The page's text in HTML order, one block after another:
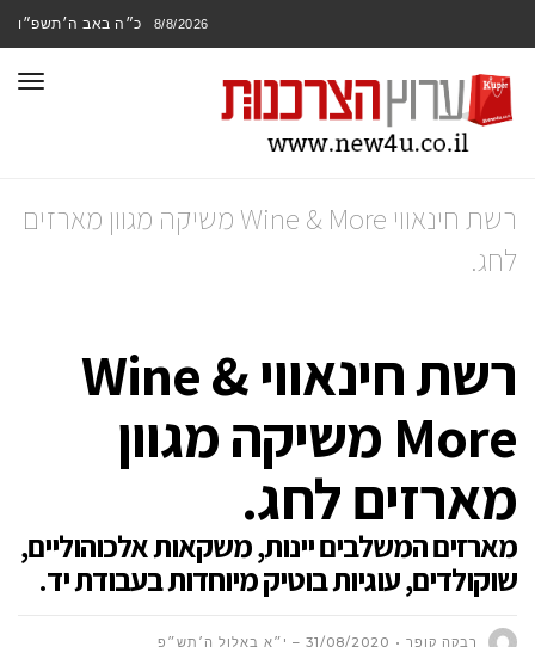
8/8/2026 כ״ה באב ה׳תשפ״ו
רשת חינאווי Wine & More משיקה מגוון מארזים
לחג.
רשת חינאווי Wine &
More משיקה מגוון
מארזים לחג.
מארזים המשלבים יינות, משקאות אלכוהוליים,
שוקולדים, עוגיות בוטיק מיוחדות בעבודת יד.
רבקה קופר 31/08/2020 – י״א באלול ה׳תש״פ